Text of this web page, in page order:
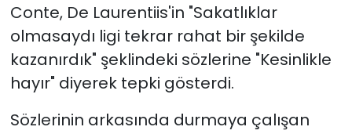
Conte, De Laurentiis'in "Sakatlıklar
olmasaydı ligi tekrar rahat bir şekilde
kazanırdık" şeklindeki sözlerine "Kesinlikle
hayır" diyerek tepki gösterdi.
Sözlerinin arkasında durmaya çalışan